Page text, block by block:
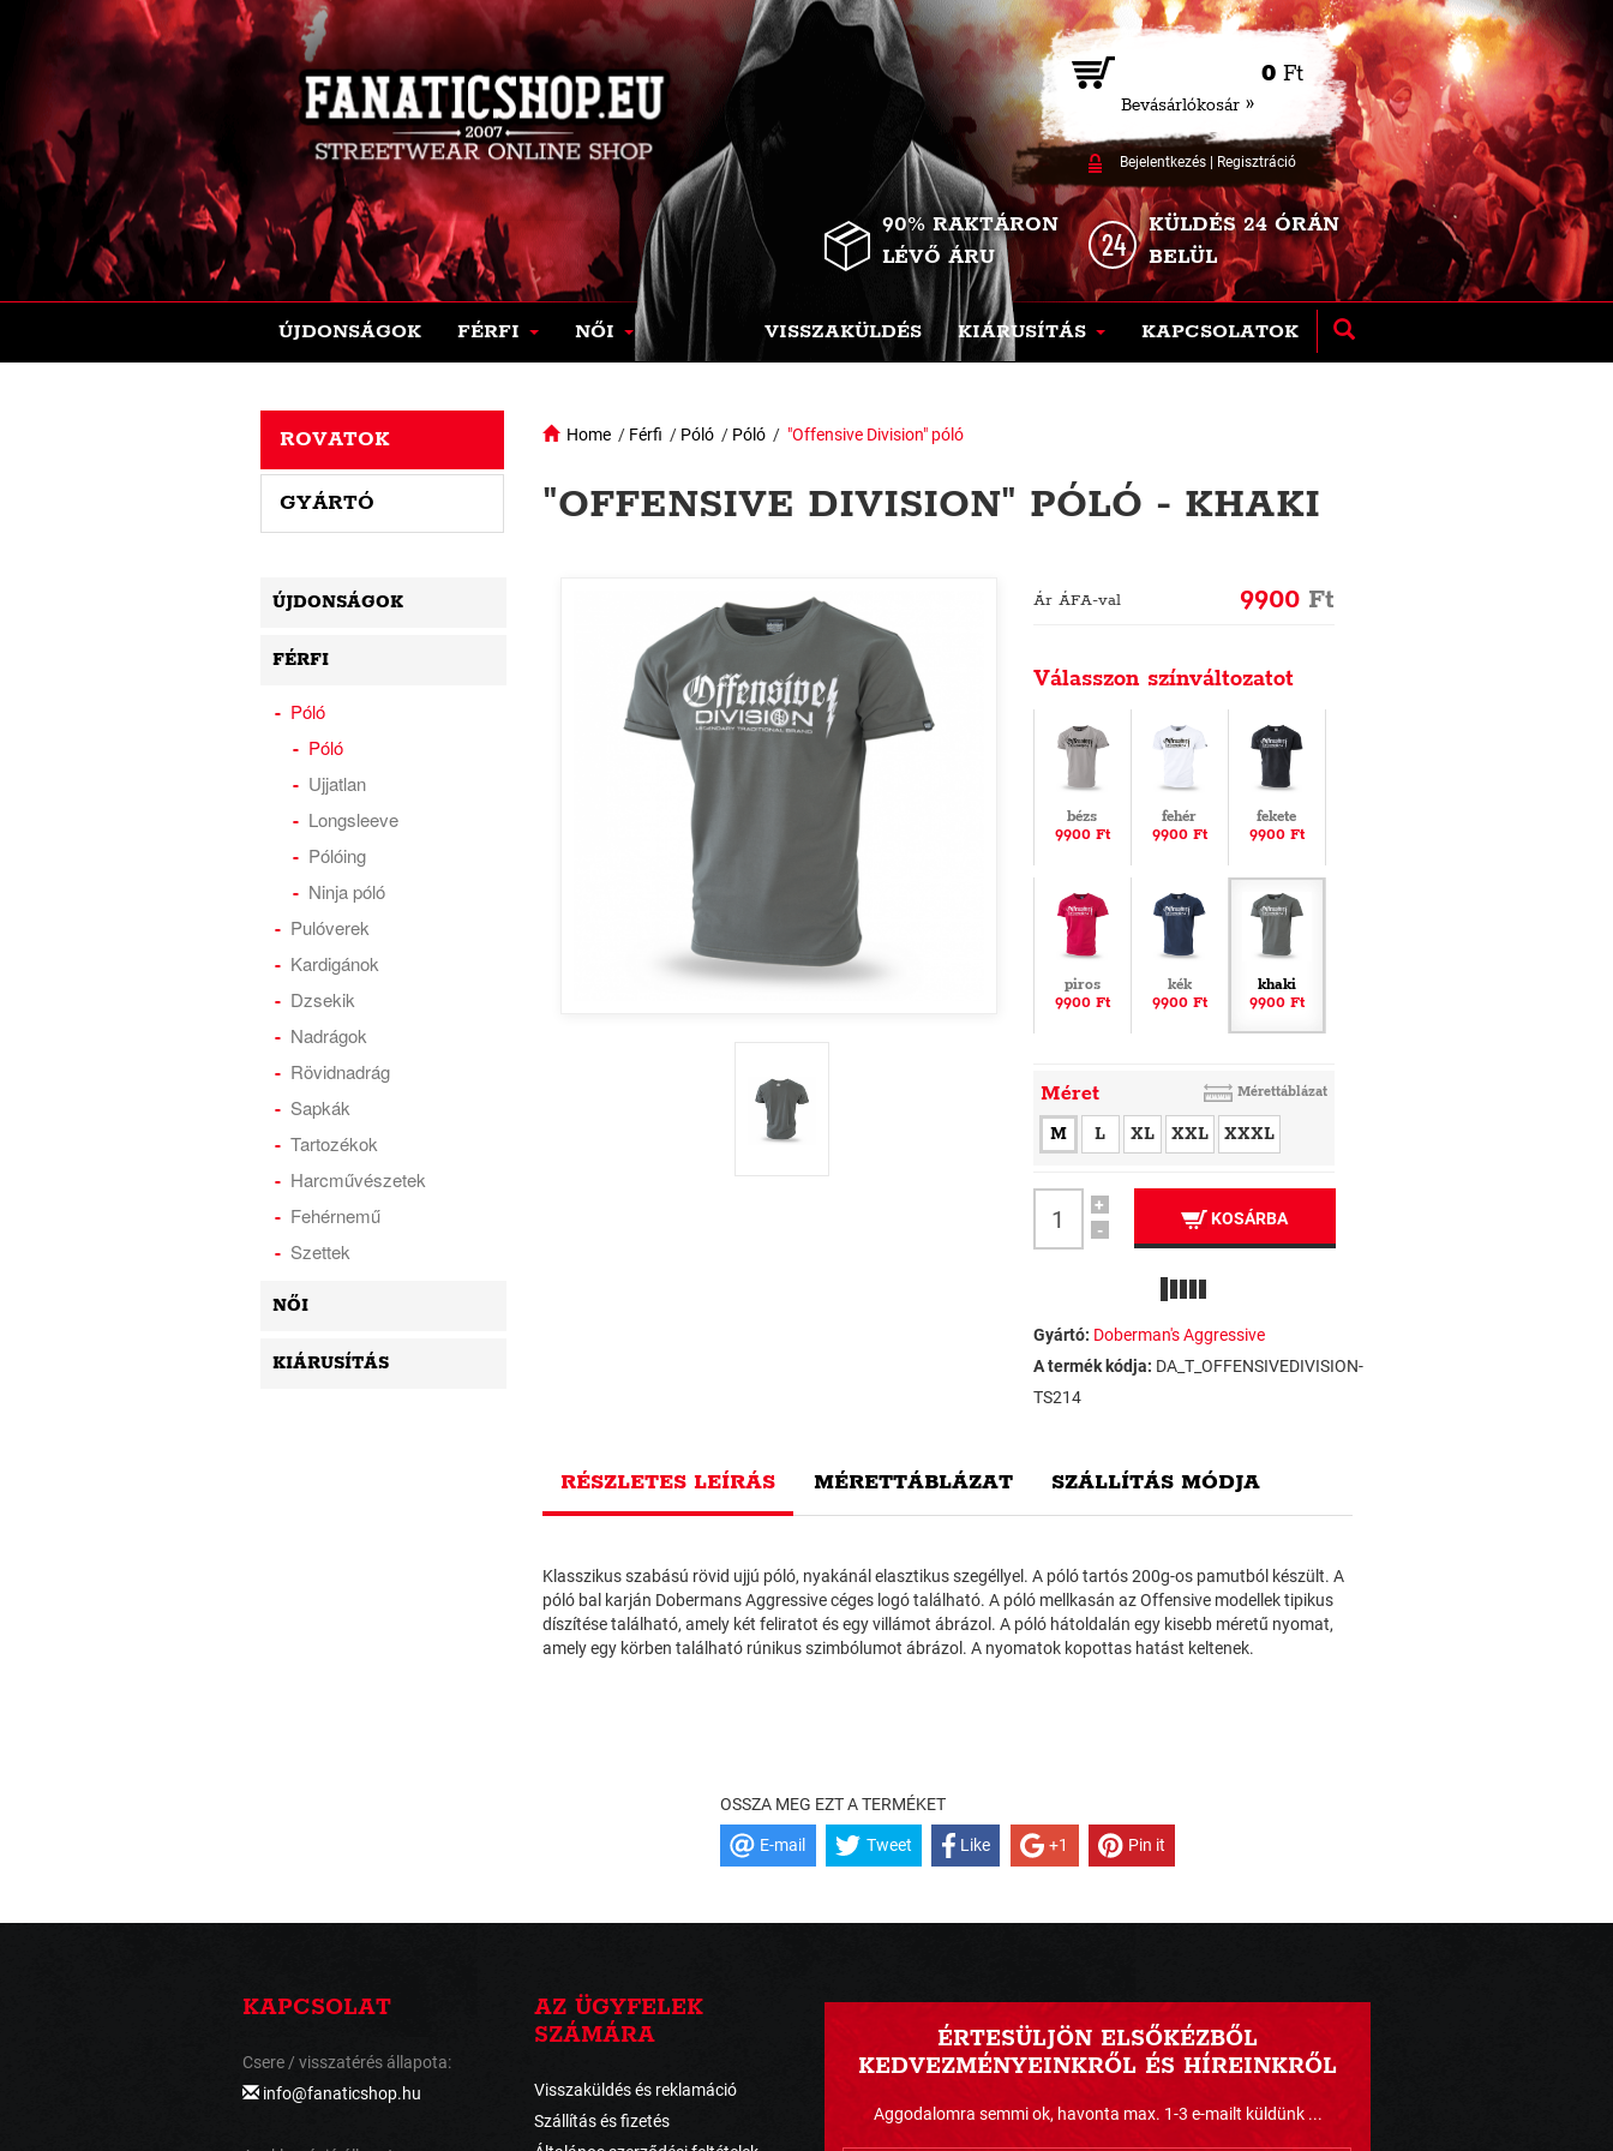
0 Ft
Bevásárlókosár »
Bejelentkezés| Regisztráció
90% RAKTÁRON
LÉVŐ ÁRU
KÜLDÉS 24 ÓRÁN
BELÜL
ÚJDONSÁGOK FÉRFI NŐI VISSZAKÜLDÉS KIÁRUSÍTÁS KAPCSOLATOK
Home / Férfi / Póló / Póló / "Offensive Division" póló
"OFFENSIVE DIVISION" PÓLÓ - KHAKI
Ár ÁFA-val 9900 Ft
Válasszon színváltozatot
bézs
9900 Ft
fehér
9900 Ft
fekete
9900 Ft
piros
9900 Ft
kék
9900 Ft
khaki
9900 Ft
Méret Mérettáblázat
M L XL XXL XXXL
+
-
KOSÁRBA
Gyártó: Doberman's Aggressive
A termék kódja: DA_T_OFFENSIVEDIVISION-
TS214
RÉSZLETES LEÍRÁS MÉRETTÁBLÁZAT SZÁLLÍTÁS MÓDJA
Klasszikus szabású rövid ujjú póló, nyakánál elasztikus szegéllyel. A póló tartós 200g-os pamutból készült. A
póló bal karján Dobermans Aggressive céges logó található. A póló mellkasán az Offensive modellek tipikus
díszítése található, amely két feliratot és egy villámot ábrázol. A póló hátoldalán egy kisebb méretű nyomat,
amely egy körben található rúnikus szimbólumot ábrázol. A nyomatok kopottas hatást keltenek.
OSSZA MEG EZT A TERMÉKET
E-mail Tweet Like +1 Pin it
ROVATOK
GYÁRTÓ
ÚJDONSÁGOK
FÉRFI
Póló
Póló
Ujjatlan
Longsleeve
Pólóing
Ninja póló
Pulóverek
Kardigánok
Dzsekik
Nadrágok
Rövidnadrág
Sapkák
Tartozékok
Harcművészetek
Fehérnemű
Szettek
NŐI
KIÁRUSÍTÁS
KAPCSOLAT
Csere / visszatérés állapota:
info@fanaticshop.hu
AZ ÜGYFELEK
SZÁMÁRA
Visszaküldés és reklamáció
Szállítás és fizetés
ÉRTESÜLJÖN ELSŐKÉZBŐL
KEDVEZMÉNYEINKRŐL ÉS HÍREINKRŐL
Aggodalomra semmi ok, havonta max. 1-3 e-mailt küldünk ...